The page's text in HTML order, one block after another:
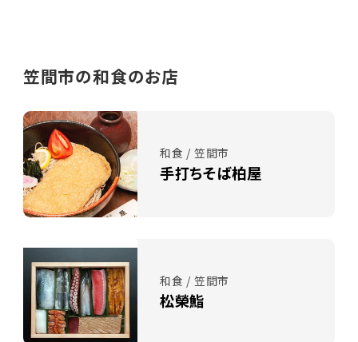
笠間市の和食のお店
和食 / 笠間市
手打ちそば柏屋
和食 / 笠間市
松榮鮨